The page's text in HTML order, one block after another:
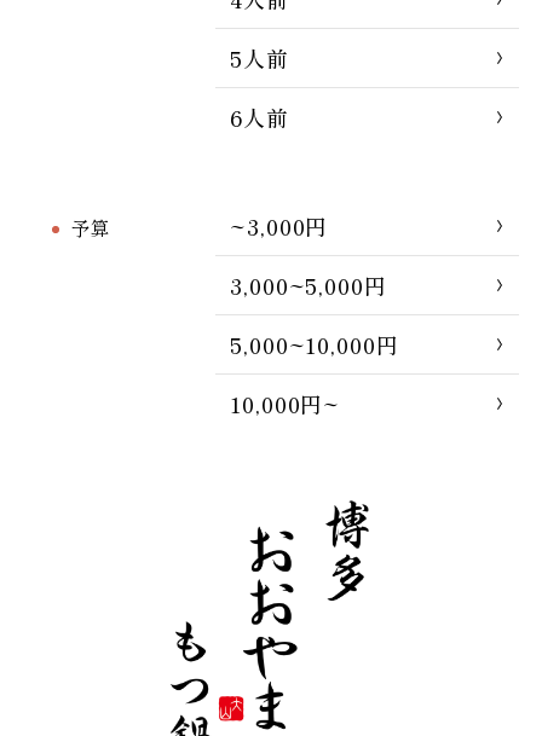
5人前
6人前
予算
~3,000円
3,000~5,000円
5,000~10,000円
10,000円~